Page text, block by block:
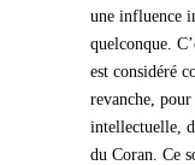
une influence
quelconque.
est considéré
revanche,
intellectuelle,
du Coran. Ce